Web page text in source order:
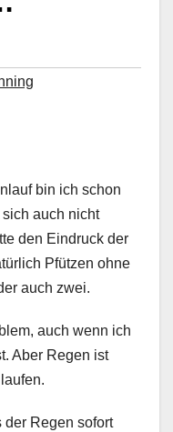
bin ich schon
auch nicht
den Eindruck der
Pfützen ohne
auch zwei.
auch wenn ich
Aber Regen ist
der Regen sofort